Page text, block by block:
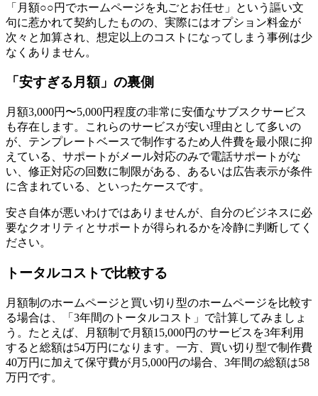
「月額○○円でホームページを丸ごとお任せ」という謳い文
句に惹かれて契約したものの、実際にはオプション料金が
次々と加算され、想定以上のコストになってしまう事例は少
なくありません。
「安すぎる月額」の裏側
月額3,000円〜5,000円程度の非常に安価なサブスクサービス
も存在します。これらのサービスが安い理由として多いの
が、テンプレートベースで制作するため人件費を最小限に抑
えている、サポートがメール対応のみで電話サポートがな
い、修正対応の回数に制限がある、あるいは広告表示が条件
に含まれている、といったケースです。
安さ自体が悪いわけではありませんが、自分のビジネスに必
要なクオリティとサポートが得られるかを冷静に判断してく
ださい。
トータルコストで比較する
月額制のホームページと買い切り型のホームページを比較す
る場合は、「3年間のトータルコスト」で計算してみましょ
う。たとえば、月額制で月額15,000円のサービスを3年利用
すると総額は54万円になります。一方、買い切り型で制作費
40万円に加えて保守費が月5,000円の場合、3年間の総額は58
万円です。